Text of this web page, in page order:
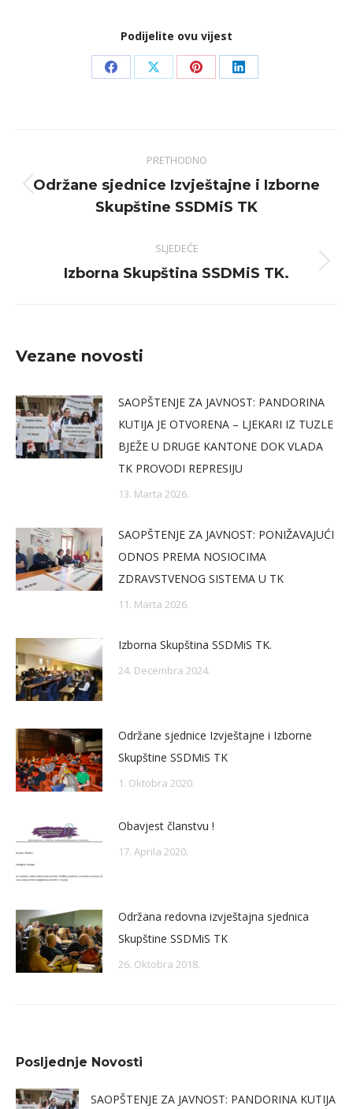
Podijelite ovu vijest
Share Share Share Share
navigation
PRETHODNO
Previous
post:
Održane sjednice Izvještajne i Izborne
Skupštine SSDMiS TK
SLJEDEĆE
Next
Izborna Skupština SSDMiS TK.
Vezane novosti
SAOPŠTENJE ZA JAVNOST: PANDORINA
KUTIJA JE OTVORENA – LJEKARI IZ TUZLE
BJEŽE U DRUGE KANTONE DOK VLADA
TK PROVODI REPRESIJU
13. Marta 2026.
SAOPŠTENJE ZA JAVNOST: PONIŽAVAJUĆI
ODNOS PREMA NOSIOCIMA
ZDRAVSTVENOG SISTEMA U TK
11. Marta 2026.
Izborna Skupština SSDMiS TK.
24. Decembra 2024.
Održane sjednice Izvještajne i Izborne
Skupštine SSDMiS TK
1. Oktobra 2020.
Obavjest članstvu !
17. Aprila 2020.
Održana redovna izvještajna sjednica
Skupštine SSDMiS TK
26. Oktobra 2018.
Posljednje Novosti
SAOPŠTENJE ZA JAVNOST: PANDORINA KUTIJA